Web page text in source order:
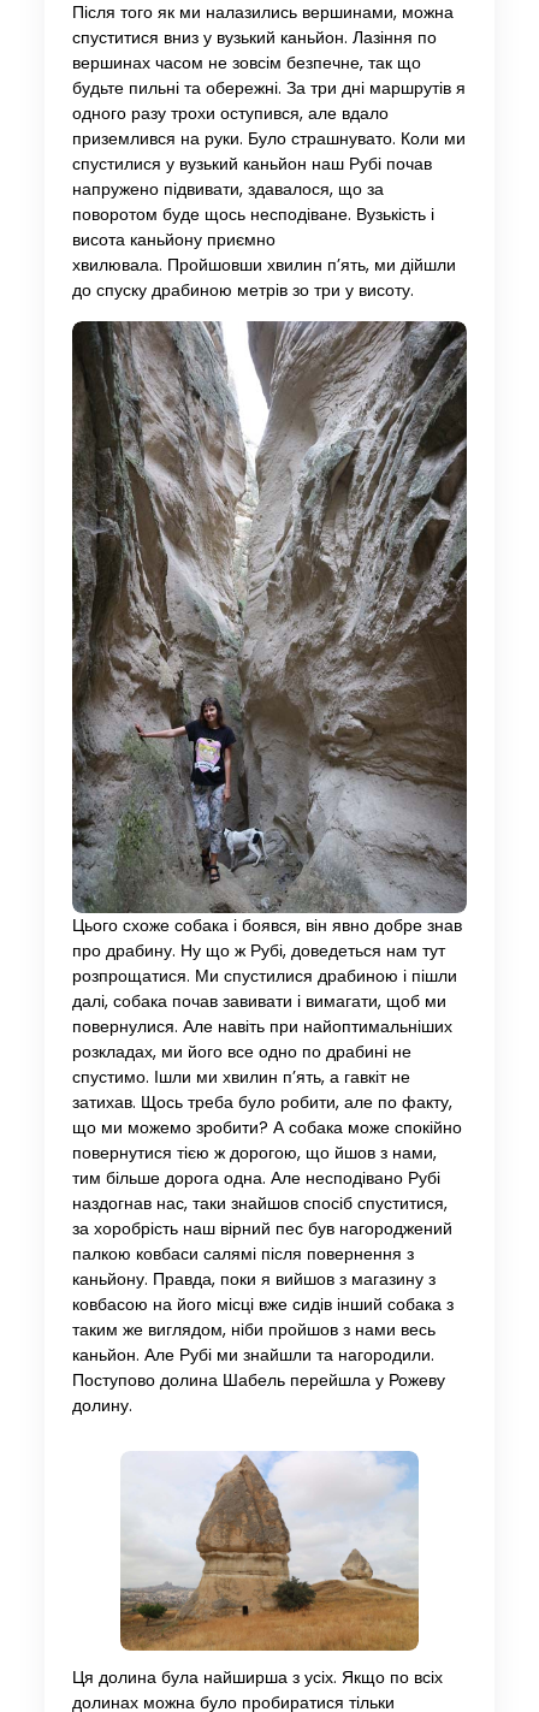
Після того як ми налазились вершинами, можна
спуститися вниз у вузький каньйон. Лазіння по
вершинах часом не зовсім безпечне, так що
будьте пильні та обережні. За три дні маршрутів я
одного разу трохи оступився, але вдало
приземлився на руки. Було страшнувато. Коли ми
спустилися у вузький каньйон наш Рубі почав
напружено підвивати, здавалося, що за
поворотом буде щось несподіване. Вузькість і
висота каньйону приємно
хвилювала. Пройшовши хвилин п’ять, ми дійшли
до спуску драбиною метрів зо три у висоту.
Цього схоже собака і боявся, він явно добре знав
про драбину. Ну що ж Рубі, доведеться нам тут
розпрощатися. Ми спустилися драбиною і пішли
далі, собака почав завивати і вимагати, щоб ми
повернулися. Але навіть при найоптимальніших
розкладах, ми його все одно по драбині не
спустимо. Ішли ми хвилин п’ять, а гавкіт не
затихав. Щось треба було робити, але по факту,
що ми можемо зробити? А собака може спокійно
повернутися тією ж дорогою, що йшов з нами,
тим більше дорога одна. Але несподівано Рубі
наздогнав нас, таки знайшов спосіб спуститися,
за хоробрість наш вірний пес був нагороджений
палкою ковбаси салямі після повернення з
каньйону. Правда, поки я вийшов з магазину з
ковбасою на його місці вже сидів інший собака з
таким же виглядом, ніби пройшов з нами весь
каньйон. Але Рубі ми знайшли та нагородили.
Поступово долина Шабель перейшла у Рожеву
долину.
Ця долина була найширша з усіх. Якщо по всіх
долинах можна було пробиратися тільки